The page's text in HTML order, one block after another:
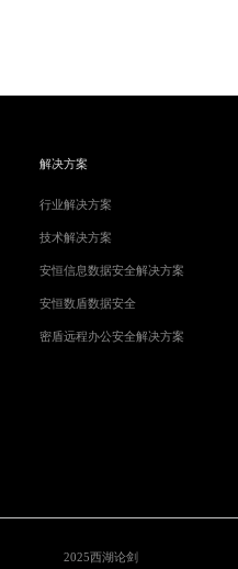
解决方案
行业解决方案
技术解决方案
安恒信息数据安全解决方案
安恒数盾数据安全
密盾远程办公安全解决方案
2025西湖论剑